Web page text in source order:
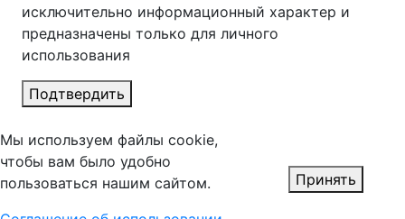
исключительно информационный характер и
предназначены только для личного
использования
Подтвердить
Мы используем файлы cookie,
чтобы вам было удобно
пользоваться нашим сайтом.
Принять